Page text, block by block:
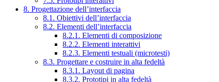
8. Progettazione dell’interfaccia
8.1. Obiettivi dell’interfaccia
8.2. Elementi dell’interfaccia
8.2.1. Elementi di composizione
8.2.2. Elementi interattivi
8.2.3. Elementi testuali (microtesti)
8.3. Progettare e costruire in alta fedeltà
8.3.1. Layout di pagina
8.3.2. Prototipi in alta fedeltà